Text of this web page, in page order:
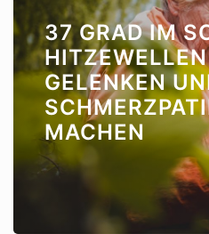
37 GRAD IM
GELENKEN
MACHEN